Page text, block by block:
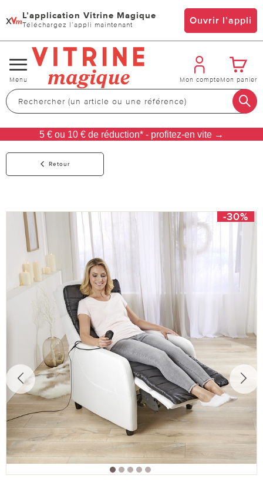
x L’application Vitrine Magique
Téléchargez l’appli maintenant Ouvrir l’appli
Changer
de
navigation
Menu Mon compteMon panier
5 € ou 10 € de réduction* - profitez-en vite →
Retour
-30%